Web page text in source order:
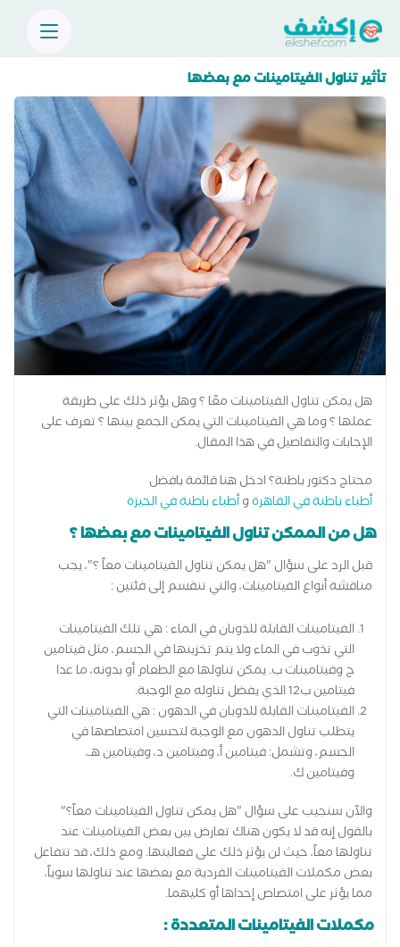
تأثير تناول الفيتامينات مع بعضها
هل يمكن تناول الفيتامينات معًا ؟ وهل يؤثر ذلك على طريقة
عملها ؟ وما هي الفيتامينات التي يمكن الجمع بينها ؟ تعرف على
الإجابات والتفاصيل في هذا المقال.
محتاج دكتور باطنة؟ ادخل هنا قائمة بافضل
أطباء باطنة في القاهرةوأطباء باطنة في الجيزة
هل من الممكن تناول الفيتامينات مع بعضها ؟
قبل الرد على سؤال "هل يمكن تناول الفيتامينات معاً ؟"، يجب
مناقشة أنواع الفيتامينات، والتي تنقسم إلى فئتين :
الفيتامينات القابلة للذوبان في الماء : هي تلك الفيتامينات
التي تذوب في الماء ولا يتم تخزينها في الجسم، مثل فيتامين
ج وفيتامينات ب. يمكن تناولها مع الطعام أو بدونه، ما عدا
فيتامين ب12 الذي يفضل تناوله مع الوجبة.
الفيتامينات القابلة للذوبان في الدهون : هي الفيتامينات التي
يتطلب تناول الدهون مع الوجبة لتحسين امتصاصها في
الجسم، وتشمل: فيتامين أ، وفيتامين د، وفيتامين هـ،
وفيتامين ك.
والآن سنجيب على سؤال "هل يمكن تناول الفيتامينات معاً؟"
بالقول إنه قد لا يكون هناك تعارض بين بعض الفيتامينات عند
تناولها معاً، حيث لن يؤثر ذلك على فعاليتها. ومع ذلك، قد تتفاعل
بعض مكملات الفيتامينات الفردية مع بعضها عند تناولها سوياً،
مما يؤثر على امتصاص إحداها أو كليهما.
مكملات الفيتامينات المتعددة :